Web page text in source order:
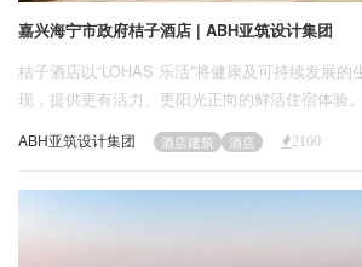
嘉兴海宁市政府桔子酒店 | ABH亚筑设计集团
桔子酒店以“LOHAS 乐活”将健康及可持续发展的
现，提供更有活力、更阳光正向的鲜活住宿体验。
ABH亚筑设计集团 酒店建筑 酒店 2100